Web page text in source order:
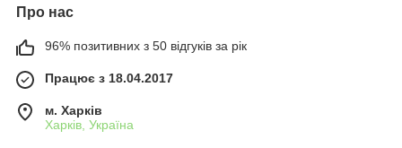
Про нас
96% позитивних з 50 відгуків за рік
Працює з 18.04.2017
м. Харків
Харків, Україна